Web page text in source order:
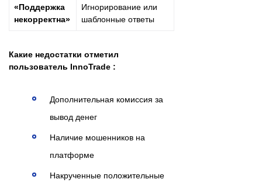
«Поддержка
некорректна»
Игнорирование или
шаблонные ответы
Какие недостатки отметил
пользователь InnoTrade :
Дополнительная комиссия за
вывод денег
Наличие мошенников на
платформе
Накрученные положительные